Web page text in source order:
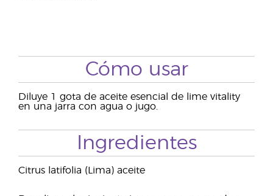
Cómo usar
Diluye 1 gota de aceite esencial de lime vitality
en una jarra con agua o jugo.
Ingredientes
Citrus latifolia (Lima) aceite